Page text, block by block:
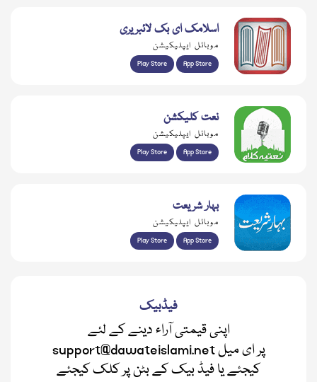
اسلامک ای بک لائبریری
موبائل ایپلیکیشن
Play Store App Store
نعت کلیکشن
موبائل ایپلیکیشن
Play Store App Store
بہار شریعت
موبائل ایپلیکیشن
Play Store App Store
فیڈبیک
اپنی قیمتی آراء دینے کے لئے
support@dawateislami.net پر ای میل
کیجئے یا فیڈ بیک کے بٹن پر کلک کیجئے